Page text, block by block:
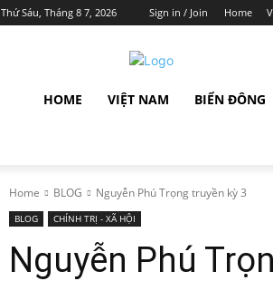
Thứ Sáu, Tháng 8 7, 2026 Sign in / Join Home
HOME VIỆT NAM BIỂN ĐÔNG
Home BLOG Nguyễn Phú Trọng truyền kỳ 3
BLOG CHÍNH TRỊ - XÃ HỘI
Nguyễn Phú